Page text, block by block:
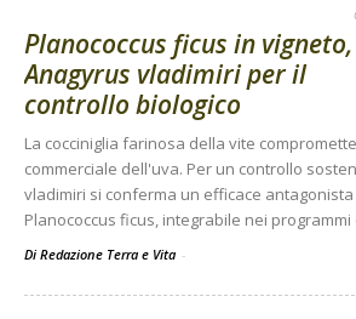
Planococcus ficus in vigneto,
Anagyrus vladimiri per il
controllo biologico
La cocciniglia farinosa della vite
commerciale dell'uva. Per un controllo
vladimiri si conferma un efficace
Planococcus ficus, integrabile nei
Di Redazione Terra e Vita -